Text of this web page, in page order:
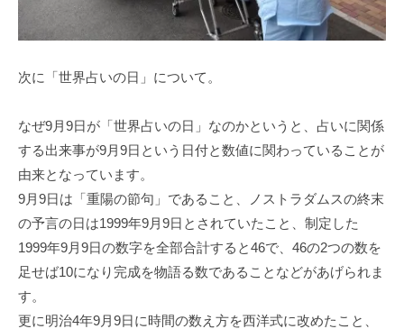
次に「世界占いの日」について。
なぜ9月9日が「世界占いの日」なのかというと、占いに関係
する出来事が9月9日という日付と数値に関わっていることが
由来となっています。
9月9日は「重陽の節句」であること、ノストラダムスの終末
の予言の日は1999年9月9日とされていたこと、制定した
1999年9月9日の数字を全部合計すると46で、46の2つの数を
足せば10になり完成を物語る数であることなどがあげられま
す。
更に明治4年9月9日に時間の数え方を西洋式に改めたこと、